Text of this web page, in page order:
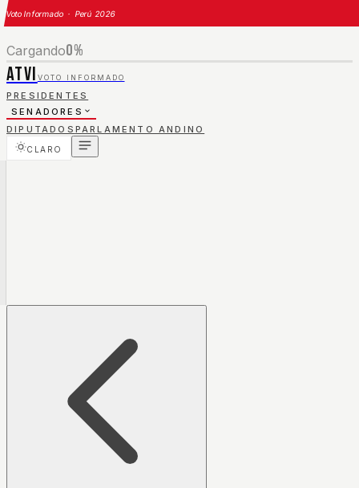
Voto Informado · Perú 2026
Cargando0%
ATVI VOTO INFORMADO
PRESIDENTES
SENADORES
DIPUTADOS PARLAMENTO ANDINO
CLARO